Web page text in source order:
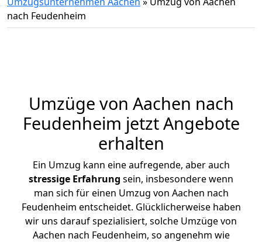
nach Feudenheim
Umzüge von Aachen nach
Feudenheim jetzt Angebote
erhalten
Ein Umzug kann eine aufregende, aber auch
stressige Erfahrung sein, insbesondere wenn
man sich für einen Umzug von Aachen nach
Feudenheim entscheidet. Glücklicherweise haben
wir uns darauf spezialisiert, solche Umzüge von
Aachen nach Feudenheim, so angenehm wie